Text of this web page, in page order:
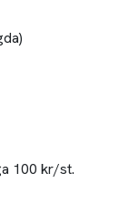
100 kr/st.